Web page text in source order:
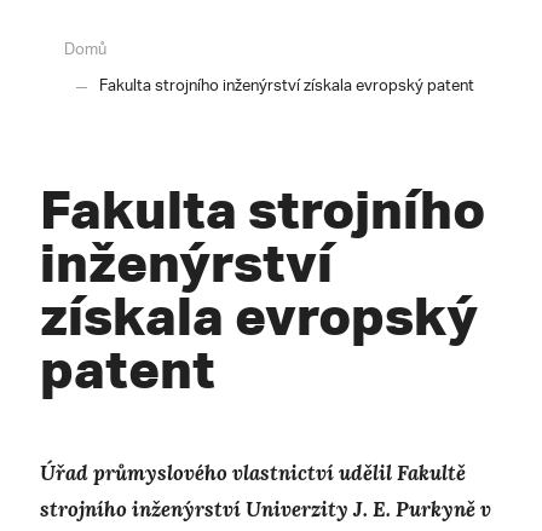
Domů
Fakulta strojního inženýrství získala evropský patent
Fakulta strojního
inženýrství
získala evropský
patent
Úřad průmyslového vlastnictví udělil Fakultě
strojního inženýrství Univerzity J. E. Purkyně v